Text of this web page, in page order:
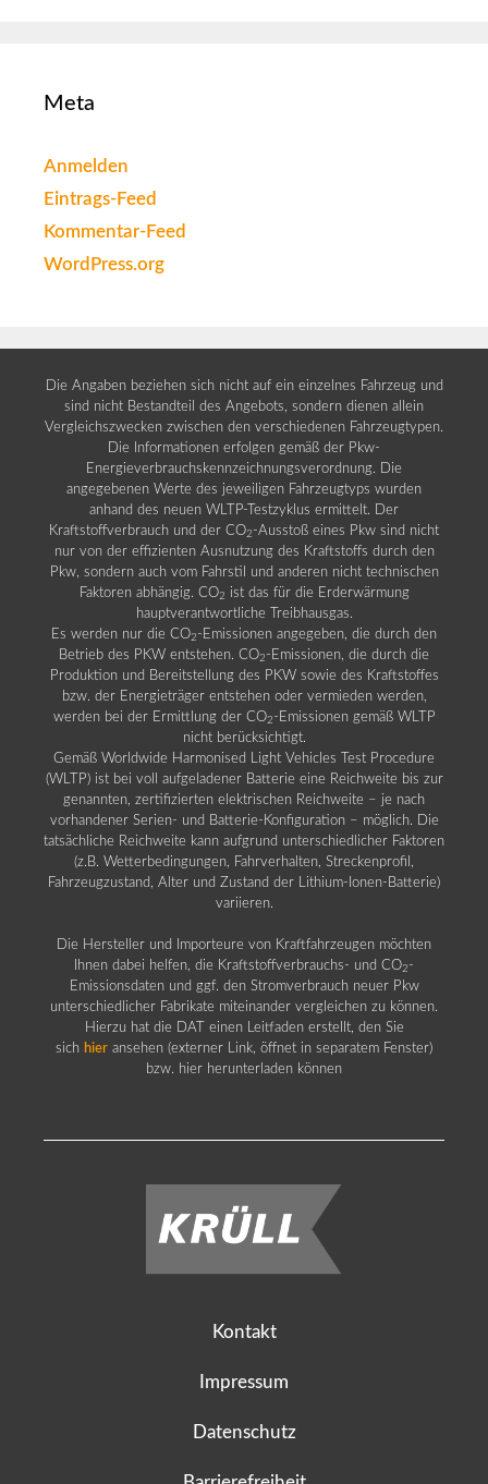
Meta
Anmelden
Eintrags-Feed
Kommentar-Feed
WordPress.org
Die Angaben beziehen sich nicht auf ein einzelnes Fahrzeug und
sind nicht Bestandteil des Angebots, sondern dienen allein
Vergleichszwecken zwischen den verschiedenen Fahrzeugtypen.
Die Informationen erfolgen gemäß der Pkw-
Energieverbrauchskennzeichnungsverordnung. Die
angegebenen Werte des jeweiligen Fahrzeugtyps wurden
anhand des neuen WLTP-Testzyklus ermittelt. Der
Kraftstoffverbrauch und der CO2 -Ausstoß eines Pkw sind nicht
nur von der effizienten Ausnutzung des Kraftstoffs durch den
Pkw, sondern auch vom Fahrstil und anderen nicht technischen
Faktoren abhängig. CO2 ist das für die Erderwärmung
hauptverantwortliche Treibhausgas.
Es werden nur die CO2 -Emissionen angegeben, die durch den
Betrieb des PKW entstehen. CO2 -Emissionen, die durch die
Produktion und Bereitstellung des PKW sowie des Kraftstoffes
bzw. der Energieträger entstehen oder vermieden werden,
werden bei der Ermittlung der CO2 -Emissionen gemäß WLTP
nicht berücksichtigt.
Gemäß Worldwide Harmonised Light Vehicles Test Procedure
(WLTP) ist bei voll aufgeladener Batterie eine Reichweite bis zur
genannten, zertifizierten elektrischen Reichweite – je nach
vorhandener Serien- und Batterie-Konfiguration – möglich. Die
tatsächliche Reichweite kann aufgrund unterschiedlicher Faktoren
(z.B. Wetterbedingungen, Fahrverhalten, Streckenprofil,
Fahrzeugzustand, Alter und Zustand der Lithium-Ionen-Batterie)
variieren.
Die Hersteller und Importeure von Kraftfahrzeugen möchten
Ihnen dabei helfen, die Kraftstoffverbrauchs- und CO2 -
Emissionsdaten und ggf. den Stromverbrauch neuer Pkw
unterschiedlicher Fabrikate miteinander vergleichen zu können.
Hierzu hat die DAT einen Leitfaden erstellt, den Sie
sich hier ansehen (externer Link, öffnet in separatem Fenster)
bzw. hier herunterladen können
Kontakt
Impressum
Datenschutz